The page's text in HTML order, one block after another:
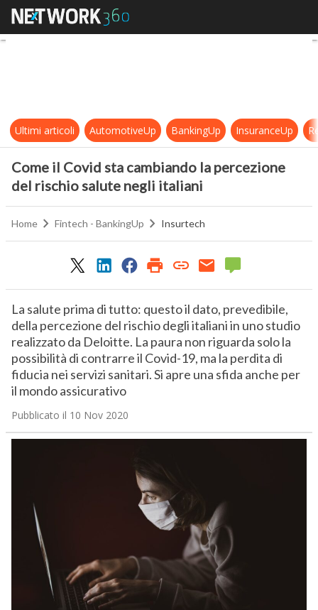
Come il Covid sta cambiando la
Ultimi articoli AutomotiveUp BankingUp InsuranceUp
Come il Covid sta cambiando la percezione
del rischio salute negli italiani
Home Fintech - BankingUp Insurtech
La salute prima di tutto: questo il dato, prevedibile,
della percezione del rischio degli italiani in uno studio
realizzato da Deloitte. La paura non riguarda solo la
possibilità di contrarre il Covid-19, ma la perdita di
fiducia nei servizi sanitari. Si apre una sfida anche per
il mondo assicurativo
Pubblicato il 10 Nov 2020